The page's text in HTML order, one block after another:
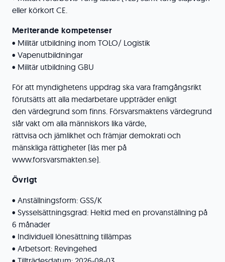
eller körkort CE.
Meriterande kompetenser
• Militär utbildning inom TOLO/ Logistik
• Vapenutbildningar
• Militär utbildning GBU
För att myndighetens uppdrag ska vara framgångsrikt
förutsätts att alla medarbetare uppträder enligt
den värdegrund som finns. Försvarsmaktens värdegrund
slår vakt om alla människors lika värde,
rättvisa och jämlikhet och främjar demokrati och
mänskliga rättigheter (läs mer på
www.forsvarsmakten.se).
Övrigt
• Anställningsform: GSS/K
• Sysselsättningsgrad: Heltid med en provanställning på
6 månader
• Individuell lönesättning tillämpas
• Arbetsort: Revingehed